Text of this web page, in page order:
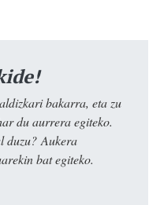
bakarra, eta zu
du aurrera egiteko.
duzu? Aukera
bat egiteko.